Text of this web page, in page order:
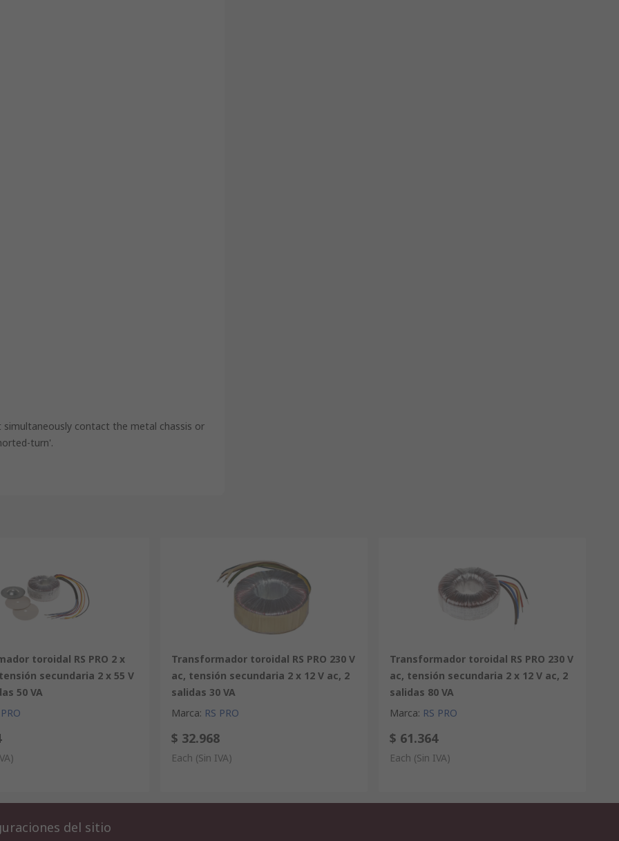
contact the metal chassis or
turn'.
toroidal RS PRO 2 x
secundaria 2 x 55 V
50 VA
Transformador toroidal RS PRO 230 V
ac, tensión secundaria 2 x 12 V ac, 2
salidas 30 VA
Marca: RS PRO
$ 32.968
Each (Sin IVA)
Transformador toroidal RS PRO 230 V
ac, tensión secundaria 2 x 12 V ac, 2
salidas 80 VA
Marca: RS PRO
$ 61.364
Each (Sin IVA)
del sitio